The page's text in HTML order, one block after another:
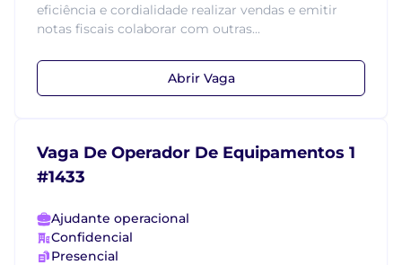
eficiência e cordialidade realizar vendas e emitir
notas fiscais colaborar com outras...
Abrir Vaga
Vaga De Operador De Equipamentos 1
#1433
Ajudante operacional
Confidencial
Presencial